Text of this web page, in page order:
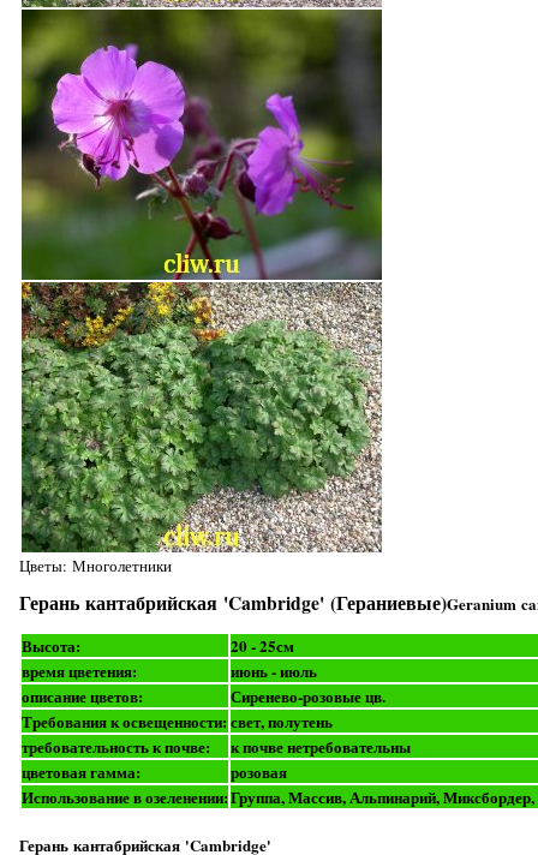
Цветы: Многолетники
Герань кантабрийская 'Cambridge' (Гераниевые)Geranium
Высота:
20 - 25см
время цветения:
июнь - июль
описание цветов:
Сиренево-розовые цв.
Требования к освещенности: свет, полутень
требовательность к почве:
к почве нетребовательны
цветовая гамма:
розовая
Использование в озеленении:Группа, Массив, Альпинарий,
Герань кантабрийская 'Cambridge'